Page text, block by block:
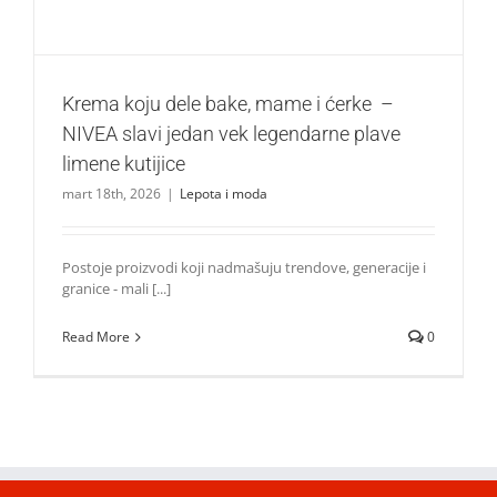
Krema koju dele bake, mame i ćerke –
NIVEA slavi jedan vek legendarne plave
limene kutijice
mart 18th, 2026 | Lepota i moda
Postoje proizvodi koji nadmašuju trendove, generacije i
granice - mali [...]
Read More 0